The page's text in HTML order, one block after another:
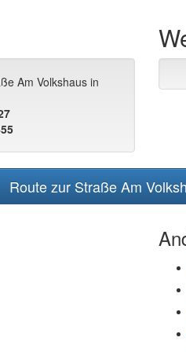
Am Volkshaus in
Route zur Straße Am